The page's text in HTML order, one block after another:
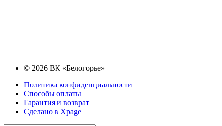
© 2026 ВК «Белогорье»
Политика конфиденциальности
Способы оплаты
Гарантия и возврат
Сделано в Xpage